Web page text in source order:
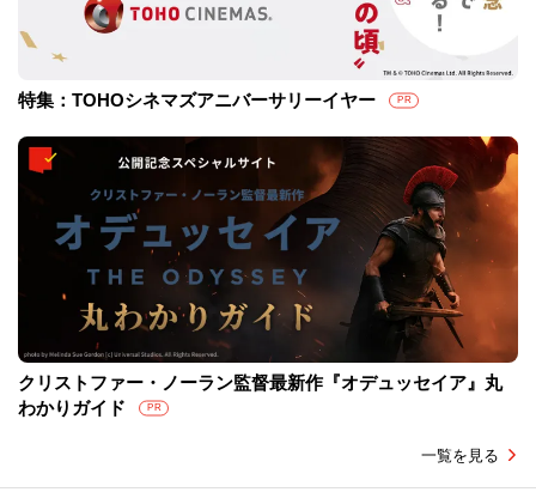
特集：TOHOシネマズアニバーサリーイヤー PR
クリストファー・ノーラン監督最新作『オデュッセイア』丸
わかりガイド
PR
一覧を見る